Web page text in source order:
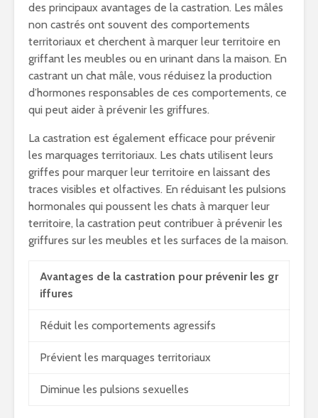
des principaux avantages de la castration. Les mâles
non castrés ont souvent des comportements
territoriaux et cherchent à marquer leur territoire en
griffant les meubles ou en urinant dans la maison. En
castrant un chat mâle, vous réduisez la production
d’hormones responsables de ces comportements, ce
qui peut aider à prévenir les griffures.
La castration est également efficace pour prévenir
les marquages territoriaux. Les chats utilisent leurs
griffes pour marquer leur territoire en laissant des
traces visibles et olfactives. En réduisant les pulsions
hormonales qui poussent les chats à marquer leur
territoire, la castration peut contribuer à prévenir les
griffures sur les meubles et les surfaces de la maison.
Avantages de la castration pour prévenir les gr
iffures
Réduit les comportements agressifs
Prévient les marquages territoriaux
Diminue les pulsions sexuelles